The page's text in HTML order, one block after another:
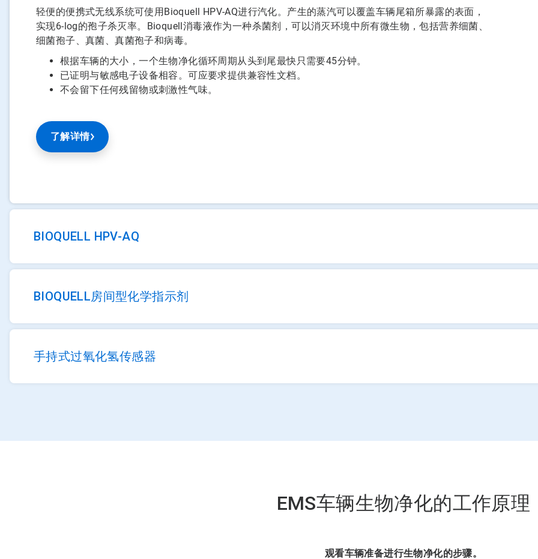
轻便的便携式无线系统可使用Bioquell HPV-AQ进行汽化。产生的蒸汽可以覆盖车辆尾箱所暴露的表面，
实现6-log的孢子杀灭率。Bioquell消毒液作为一种杀菌剂，可以消灭环境中所有微生物，包括营养细菌、
细菌孢子、真菌、真菌孢子和病毒。
根据车辆的大小，一个生物净化循环周期从头到尾最快只需要45分钟。
已证明与敏感电子设备相容。可应要求提供兼容性文档。
不会留下任何残留物或刺激性气味。
了解详情
BIOQUELL HPV-AQ
BIOQUELL房间型化学指示剂
手持式过氧化氢传感器
EMS车辆生物净化的工作原理
观看车辆准备进行生物净化的步骤。